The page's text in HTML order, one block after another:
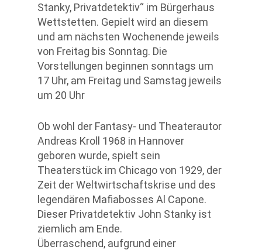
Stanky, Privatdetektiv“ im Bürgerhaus
Wettstetten. Gepielt wird an diesem
und am nächsten Wochenende jeweils
von Freitag bis Sonntag. Die
Vorstellungen beginnen sonntags um
17 Uhr, am Freitag und Samstag jeweils
um 20 Uhr
Ob wohl der Fantasy- und Theaterautor
Andreas Kroll 1968 in Hannover
geboren wurde, spielt sein
Theaterstück im Chicago von 1929, der
Zeit der Weltwirtschaftskrise und des
legendären Mafiabosses Al Capone.
Dieser Privatdetektiv John Stanky ist
ziemlich am Ende.
Überraschend, aufgrund einer